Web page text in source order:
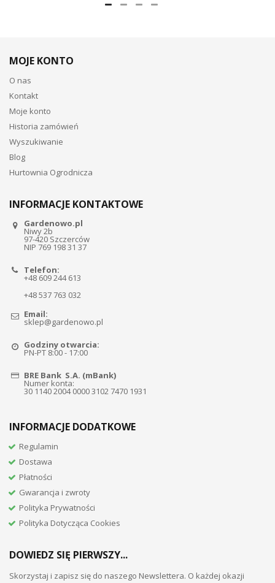
MOJE KONTO
O nas
Kontakt
Moje konto
Historia zamówień
Wyszukiwanie
Blog
Hurtownia Ogrodnicza
INFORMACJE KONTAKTOWE
Gardenowo.pl
Niwy 2b
97-420 Szczerców
NIP 769 198 31 37
Telefon:
+48 609 244 613
+48 537 763 032
Email:
sklep@gardenowo.pl
Godziny otwarcia:
PN-PT 8:00 - 17:00
BRE Bank S.A. (mBank)
Numer konta:
30 1140 2004 0000 3102 7470 1931
INFORMACJE DODATKOWE
Regulamin
Dostawa
Płatności
Gwarancja i zwroty
Polityka Prywatności
Polityka Dotycząca Cookies
DOWIEDZ SIĘ PIERWSZY...
Skorzystaj i zapisz się do naszego Newslettera. O każdej okazji